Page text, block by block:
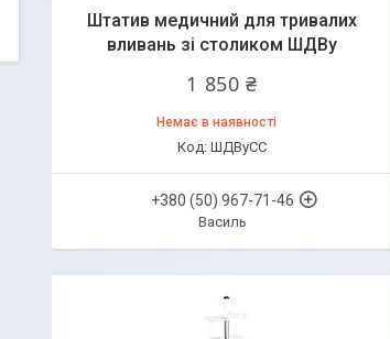
Штатив медичний для тривалих
вливань зі столиком ШДВу
1 850 ₴
Немає в наявності
ШДВуСС
+380 (50) 967-71-46
Василь